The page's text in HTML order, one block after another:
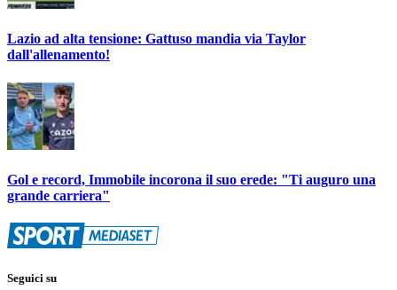
Lazio ad alta tensione: Gattuso mandia via Taylor
dall'allenamento!
Gol e record, Immobile incorona il suo erede: "Ti auguro una
grande carriera"
Seguici su